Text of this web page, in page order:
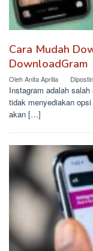
Cara Mudah
DownloadGram
OlehAnita Aprilia
Instagram adalah
tidak menyediakan
akan […]